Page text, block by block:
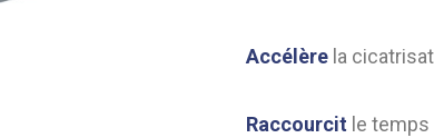
Accélère la
Raccourcit le